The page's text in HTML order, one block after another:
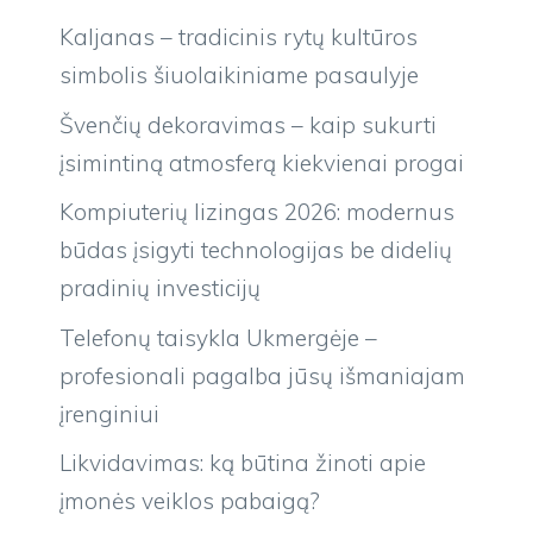
Kaljanas – tradicinis rytų kultūros
simbolis šiuolaikiniame pasaulyje
Švenčių dekoravimas – kaip sukurti
įsimintiną atmosferą kiekvienai progai
Kompiuterių lizingas 2026: modernus
būdas įsigyti technologijas be didelių
pradinių investicijų
Telefonų taisykla Ukmergėje –
profesionali pagalba jūsų išmaniajam
įrenginiui
Likvidavimas: ką būtina žinoti apie
įmonės veiklos pabaigą?